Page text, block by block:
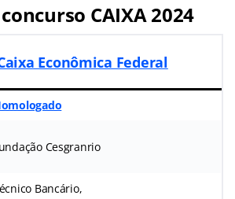
CAIXA 2024
Econômica Federal
Cesgranrio
Bancário,